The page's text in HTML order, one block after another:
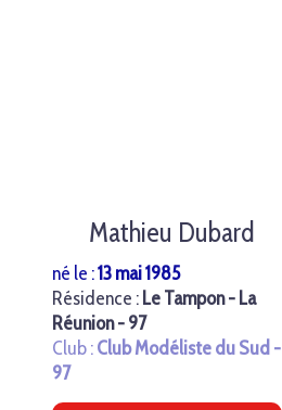
Mathieu Dubard
né le :13 mai 1985
Résidence :Le Tampon - La
Réunion - 97
Club :Club Modéliste du Sud -
97